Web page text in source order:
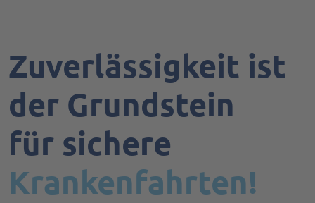
Zuverlässigkeit ist
der Grundstein
für sichere
Krankenfahrten!